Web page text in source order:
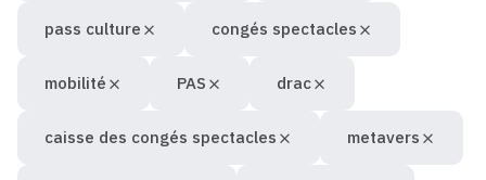
pass culture congés spectacles
mobilité PAS drac
caisse des congés spectacles metavers